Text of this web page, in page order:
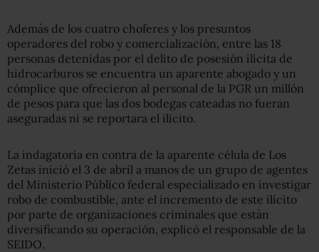
Además de los cuatro choferes y los presuntos
operadores del robo y comercialización, entre las 18
personas detenidas por el delito de posesión ilícita de
hidrocarburos se encuentra un aparente abogado y un
cómplice que ofrecieron al personal de la PGR un millón
de pesos para que las dos bodegas cateadas no fueran
aseguradas ni se reportara el ilícito.
La indagatoria en contra de la aparente célula de Los
Zetas inició el 3 de abril a manos de un grupo de agentes
del Ministerio Público federal especializado en investigar
robo de combustible, ante el incremento de este ilícito
por parte de organizaciones criminales que están
diversificando su operación, explicó el responsable de la
SEIDO.